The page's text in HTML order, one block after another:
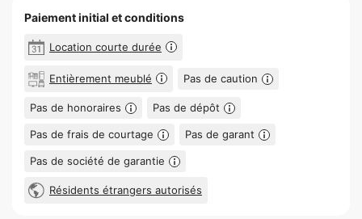
Paiement initial et conditions
Location courte durée
Entièrement meublé Pas de caution
Pas de honoraires Pas de dépôt
Pas de frais de courtage Pas de garant
Pas de société de garantie
Résidents étrangers autorisés